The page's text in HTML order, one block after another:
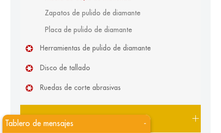
Zapatos de pulido de diamante
Placa de pulido de diamante
Herramientas de pulido de diamante
Disco de tallado
Ruedas de corte abrasivas
Herramientas de diamante de piedra
Tablero de mensajes -